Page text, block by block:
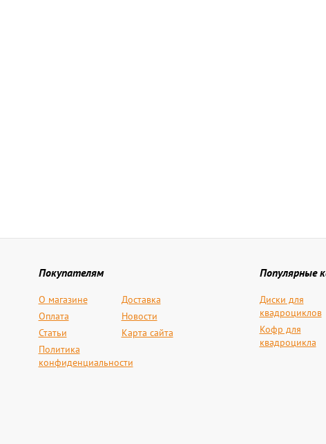
Покупателям
О магазине
Доставка
Оплата
Новости
Статьи
Карта сайта
Политика
конфиденциальности
Популярные
Диски для
квадроциклов
Кофр для
квадроцикла